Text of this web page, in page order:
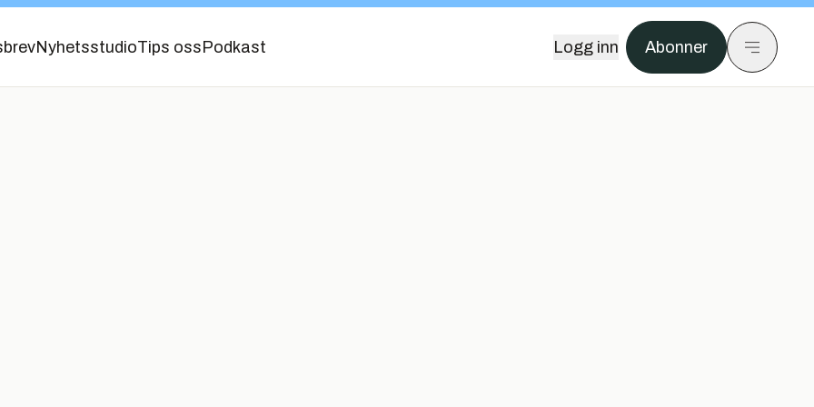
NyhetsstudioTips oss Podkast Logg inn Abonner